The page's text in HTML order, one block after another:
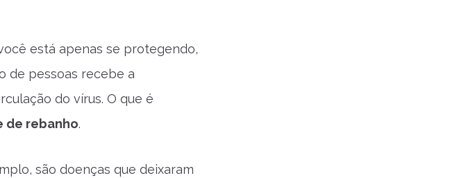
está apenas se protegendo,
de pessoas recebe a
do vírus. O que é
de rebanho.
são doenças que deixaram